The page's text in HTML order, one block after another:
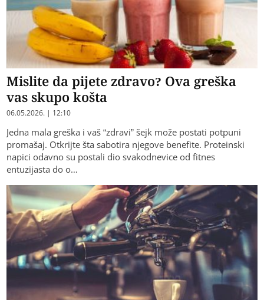
Mislite da pijete zdravo? Ova greška
vas skupo košta
06.05.2026. | 12:10
Jedna mala greška i vaš “zdravi” šejk može postati potpuni
promašaj. Otkrijte šta sabotira njegove benefite. Proteinski
napici odavno su postali dio svakodnevice od fitnes
entuzijasta do o…